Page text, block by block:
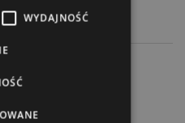
WYDAJNOŚĆ